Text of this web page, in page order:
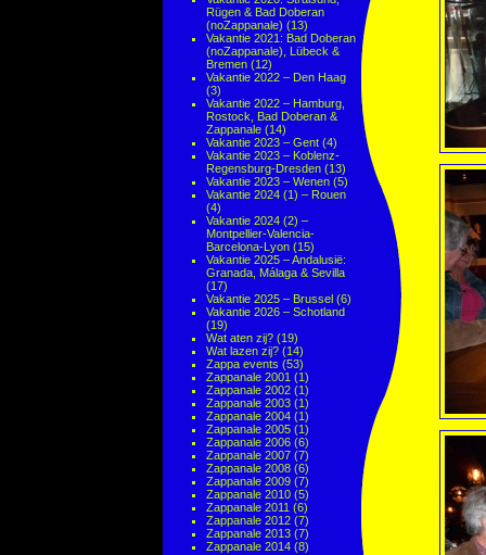
Rügen & Bad Doberan
(noZappanale) (13)
Vakantie 2021: Bad Doberan
(noZappanale), Lübeck &
Bremen (12)
Vakantie 2022 – Den Haag
(3)
Vakantie 2022 – Hamburg,
Rostock, Bad Doberan &
Zappanale (14)
Vakantie 2023 – Gent (4)
Vakantie 2023 – Koblenz-
Regensburg-Dresden (13)
Vakantie 2023 – Wenen (5)
Vakantie 2024 (1) – Rouen
(4)
Vakantie 2024 (2) –
Montpellier-Valencia-
Barcelona-Lyon (15)
Vakantie 2025 – Andalusië:
Granada, Málaga & Sevilla
(17)
Vakantie 2025 – Brussel (6)
Vakantie 2026 – Schotland
(19)
Wat aten zij? (19)
Wat lazen zij? (14)
Zappa events (53)
Zappanale 2001 (1)
Zappanale 2002 (1)
Zappanale 2003 (1)
Zappanale 2004 (1)
Zappanale 2005 (1)
Zappanale 2006 (6)
Zappanale 2007 (7)
Zappanale 2008 (6)
Zappanale 2009 (7)
Zappanale 2010 (5)
Zappanale 2011 (6)
Zappanale 2012 (7)
Zappanale 2013 (7)
Zappanale 2014 (8)